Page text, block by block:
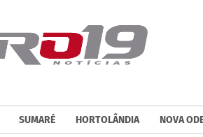
SUMARÉ HORTOLÂNDIA NOVA